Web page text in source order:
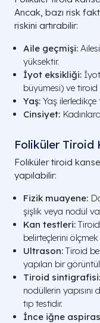
Ancak, bazı risk
riskini artırabilir:
Aile geçmişi:
yüksektir.
İyot eksikliği:
büyümesi) ve tiroid
Yaş: Yaş
Cinsiyet:
Foliküler Tiroid
Foliküler tiroid
yapılabilir:
Fizik muayene:
şişlik veya nodül
Kan testleri:
belirteçlerini
Ultrason: Tiroid
yapılan bir
Tiroid sintigrafisi:
nodüllerin
tıp testidir.
İnce iğne